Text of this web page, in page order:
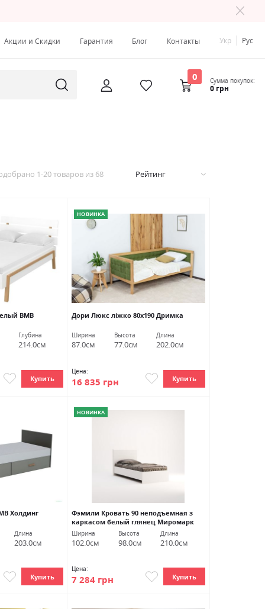
Акции и Скидки Гарантия Блог Контакты Укр Рус
0 Сумма покупок:
0 грн
1-20товаров из 68 Рейтинг
ВМВ
Глубина
214.0см
Купить
НОВИНКА
Дори Люкс ліжко 80х190 Дримка
Ширина
87.0см
Высота
77.0см
Длина
202.0см
Цена:
16 835 грн Купить
Холдинг
Длина
203.0см
Купить
НОВИНКА
Фэмили Кровать 90 неподъемная з
каркасом белый глянец Миромарк
Ширина
102.0см
Высота
98.0см
Длина
210.0см
Цена:
7 284 грн Купить